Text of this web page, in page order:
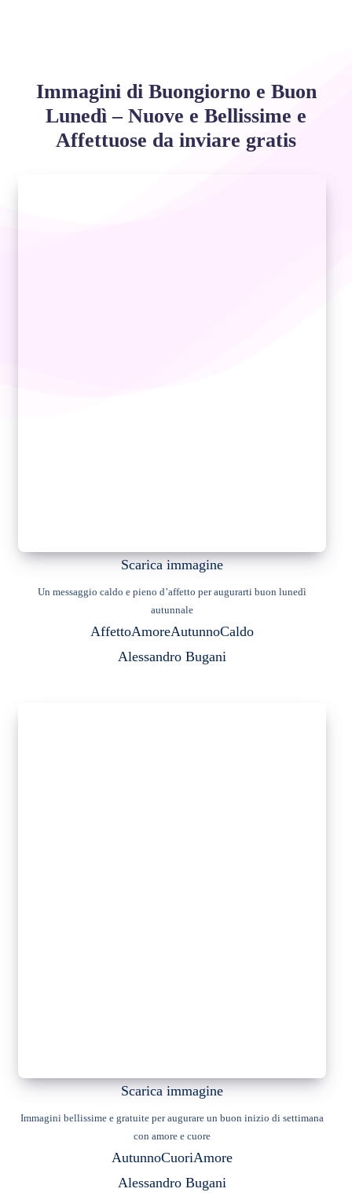
Immagini di Buongiorno e Buon
Lunedì – Nuove e Bellissime e
Affettuose da inviare gratis
Scarica immagine
Un messaggio caldo e pieno d’affetto per augurarti buon lunedì
autunnale
AffettoAmoreAutunnoCaldo
Alessandro Bugani
Scarica immagine
Immagini bellissime e gratuite per augurare un buon inizio di settimana
con amore e cuore
AutunnoCuoriAmore
Alessandro Bugani